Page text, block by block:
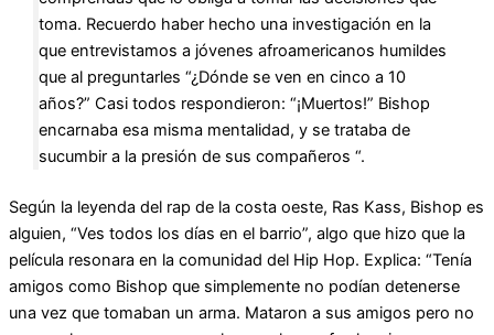
toma. Recuerdo haber hecho una investigación en la
que entrevistamos a jóvenes afroamericanos humildes
que al preguntarles “¿Dónde se ven en cinco a 10
años?” Casi todos respondieron: “¡Muertos!” Bishop
encarnaba esa misma mentalidad, y se trataba de
sucumbir a la presión de sus compañeros “.
Según la leyenda del rap de la costa oeste, Ras Kass, Bishop es
alguien, “Ves todos los días en el barrio”, algo que hizo que la
película resonara en la comunidad del Hip Hop. Explica: “Tenía
amigos como Bishop que simplemente no podían detenerse
una vez que tomaban un arma. Mataron a sus amigos pero no